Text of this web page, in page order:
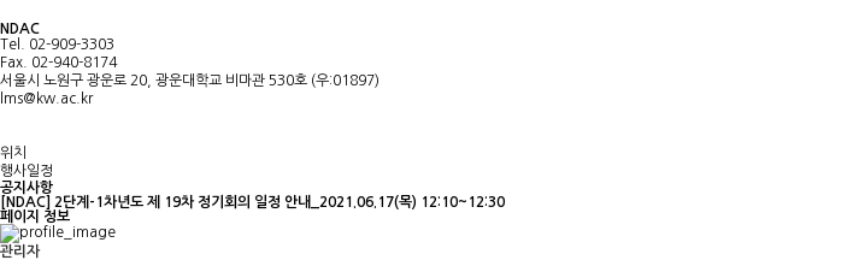
NDAC
Tel. 02-909-3303
Fax. 02-940-8174
서울시 노원구 광운로 20, 광운대학교 비마관 530호 (우:01897)
lms@kw.ac.kr
위치
행사일정
공지사항
[NDAC] 2단계-1차년도 제 19차 정기회의 일정 안내_2021.06.17(목) 12:10~12:30
페이지 정보
관리자